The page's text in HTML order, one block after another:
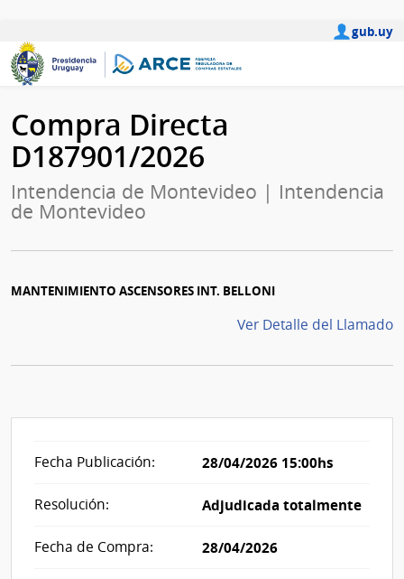
gub.uy
Compra Directa
D187901/2026
Intendencia de Montevideo | Intendencia
de Montevideo
MANTENIMIENTO ASCENSORES INT. BELLONI
Ver Detalle del Llamado
Fecha Publicación: 28/04/2026 15:00hs
Resolución: Adjudicada totalmente
Fecha de Compra: 28/04/2026